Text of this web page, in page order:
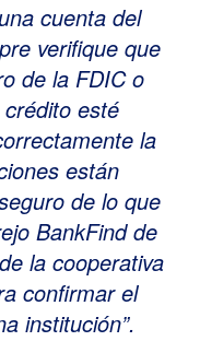
cuenta del
verifique que
de la FDIC o
esté
la
están
de lo que
BankFind de
la cooperativa
confirmar el
institución”.